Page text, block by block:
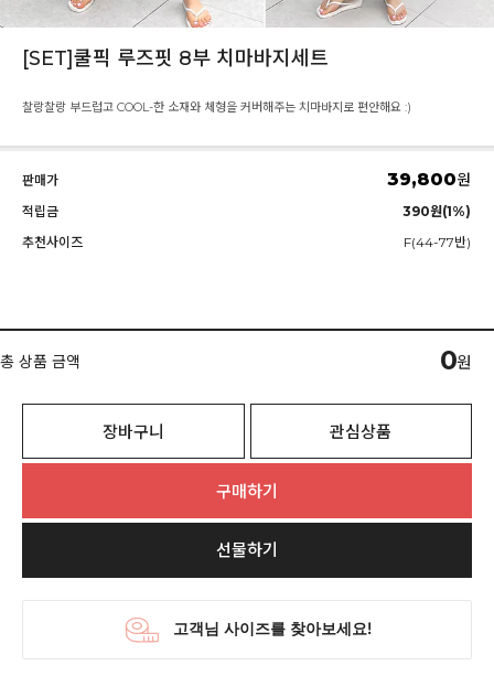
[SET]쿨픽 루즈핏 8부 치마바지세트
찰랑찰랑 부드럽고 COOL-한 소재와 체형을 커버해주는 치마바지로 편안해요 :)
판매가 39,800원
적립금
390원(1%)
추천사이즈
F(44-77반)
총 상품 금액 0원
장바구니 관심상품
구매하기
선물하기